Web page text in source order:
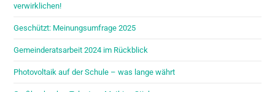
verwirklichen!
Geschützt: Meinungsumfrage 2025
Gemeinderatsarbeit 2024 im Rückblick
Photovoltaik auf der Schule – was lange währt